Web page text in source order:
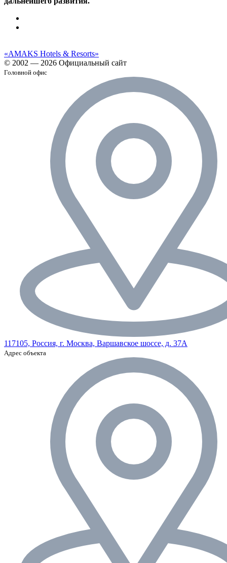
«AMAKS Hotels & Resorts»
© 2002 — 2026 Официальный сайт
Головной офис
117105, Россия, г. Москва, Варшавское шоссе, д. 37А
Адрес объекта